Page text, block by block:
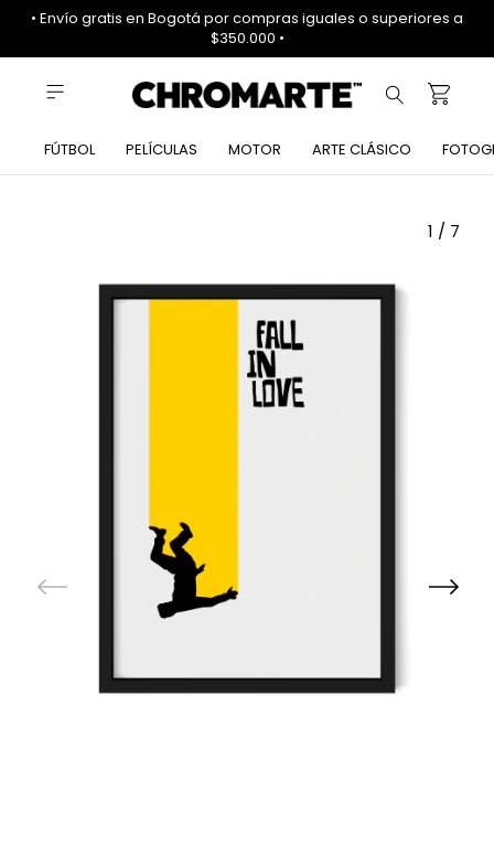
• Envío gratis en Bogotá por compras iguales o superiores a
$350.000 •
FÚTBOL PELÍCULAS MOTOR ARTE CLÁSICO
1 / 7